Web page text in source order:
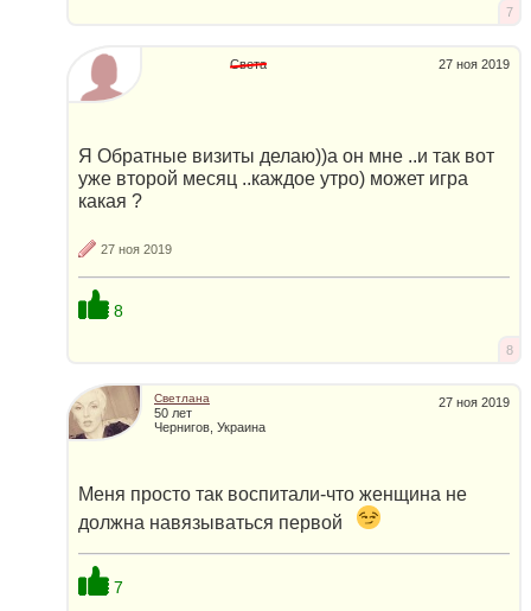
7
27 ноя 2019
Света
Я Обратные визиты делаю))а он мне ..и так вот
уже второй месяц ..каждое утро) может игра
какая ?
27 ноя 2019
8
8
27 ноя 2019
Светлана
50 лет
Чернигов, Украина
Меня просто так воспитали-что женщина не
должна навязываться первой
7